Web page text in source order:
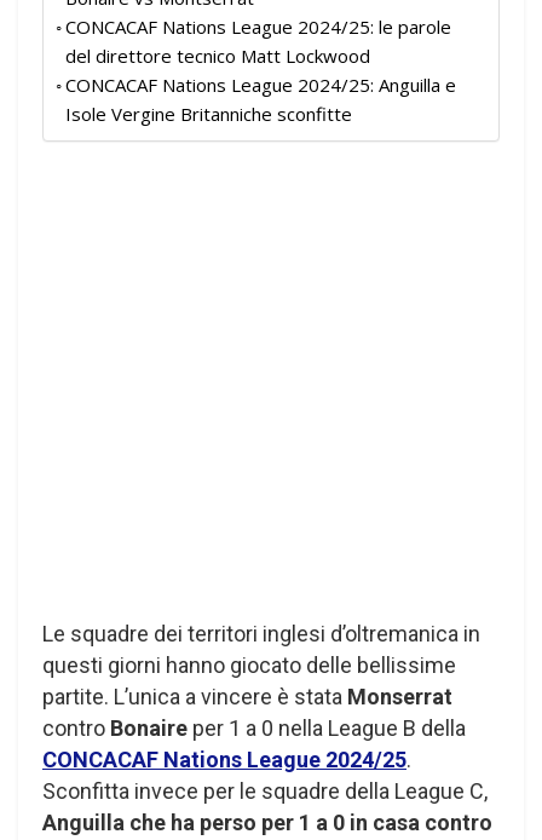
CONCACAF Nations League 2024/25: le parole
del direttore tecnico Matt Lockwood
CONCACAF Nations League 2024/25: Anguilla e
Isole Vergine Britanniche sconfitte
Le squadre dei territori inglesi d’oltremanica in
questi giorni hanno giocato delle bellissime
partite. L’unica a vincere è stata Monserrat
contro Bonaire per 1 a 0 nella League B della
CONCACAF Nations League 2024/25.
Sconfitta invece per le squadre della League C,
Anguilla che ha perso per 1 a 0 in casa contro